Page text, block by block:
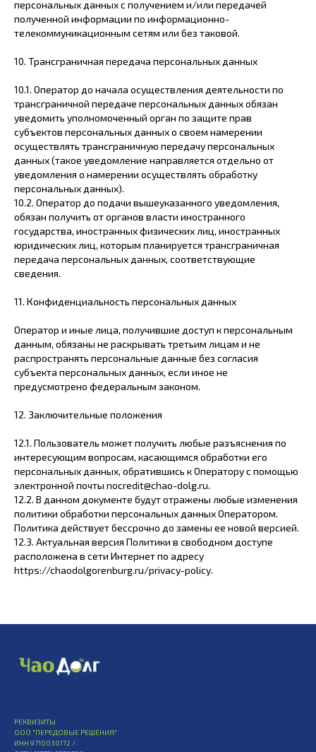
персональных данных с получением и/или передачей
полученной информации по информационно-
телекоммуникационным сетям или без таковой.
10. Трансграничная передача персональных данных
10.1. Оператор до начала осуществления деятельности по
трансграничной передаче персональных данных обязан
уведомить уполномоченный орган по защите прав
субъектов персональных данных о своем намерении
осуществлять трансграничную передачу персональных
данных (такое уведомление направляется отдельно от
уведомления о намерении осуществлять обработку
персональных данных).
10.2. Оператор до подачи вышеуказанного уведомления,
обязан получить от органов власти иностранного
государства, иностранных физических лиц, иностранных
юридических лиц, которым планируется трансграничная
передача персональных данных, соответствующие
сведения.
11. Конфиденциальность персональных данных
Оператор и иные лица, получившие доступ к персональным
данным, обязаны не раскрывать третьим лицам и не
распространять персональные данные без согласия
субъекта персональных данных, если иное не
предусмотрено федеральным законом.
12. Заключительные положения
12.1. Пользователь может получить любые разъяснения по
интересующим вопросам, касающимся обработки его
персональных данных, обратившись к Оператору с помощью
электронной почты nocredit@chao-dolg.ru.
12.2. В данном документе будут отражены любые изменения
политики обработки персональных данных Оператором.
Политика действует бессрочно до замены ее новой версией.
12.3. Актуальная версия Политики в свободном доступе
расположена в сети Интернет по адресу
https://chaodolgorenburg.ru/privacy-policy.
РЕКВИЗИТЫ
ООО "ПЕРЕДОВЫЕ РЕШЕНИЯ"
ИНН 9710030172 /